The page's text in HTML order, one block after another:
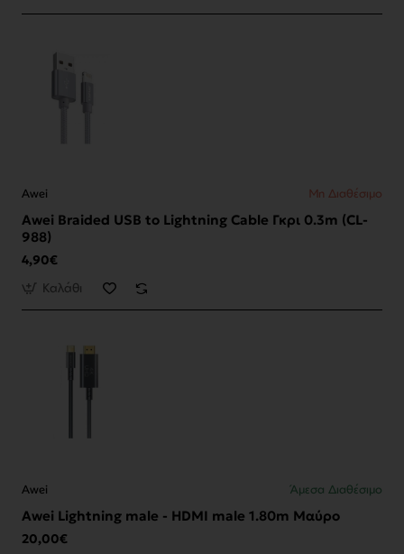
Awei Μη Διαθέσιμο
Awei Braided USB to Lightning Cable Γκρι 0.3m (CL-
988)
4,90€
Καλάθι
Awei Άμεσα Διαθέσιμο
Awei Lightning male - HDMI male 1.80m Μαύρο
20,00€